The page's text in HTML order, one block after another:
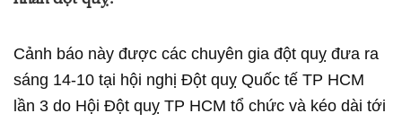
Cảnh báo này được các chuyên gia đột quỵ đưa ra
sáng 14-10 tại hội nghị Đột quỵ Quốc tế TP HCM
lần 3 do Hội Đột quỵ TP HCM tổ chức và kéo dài tới